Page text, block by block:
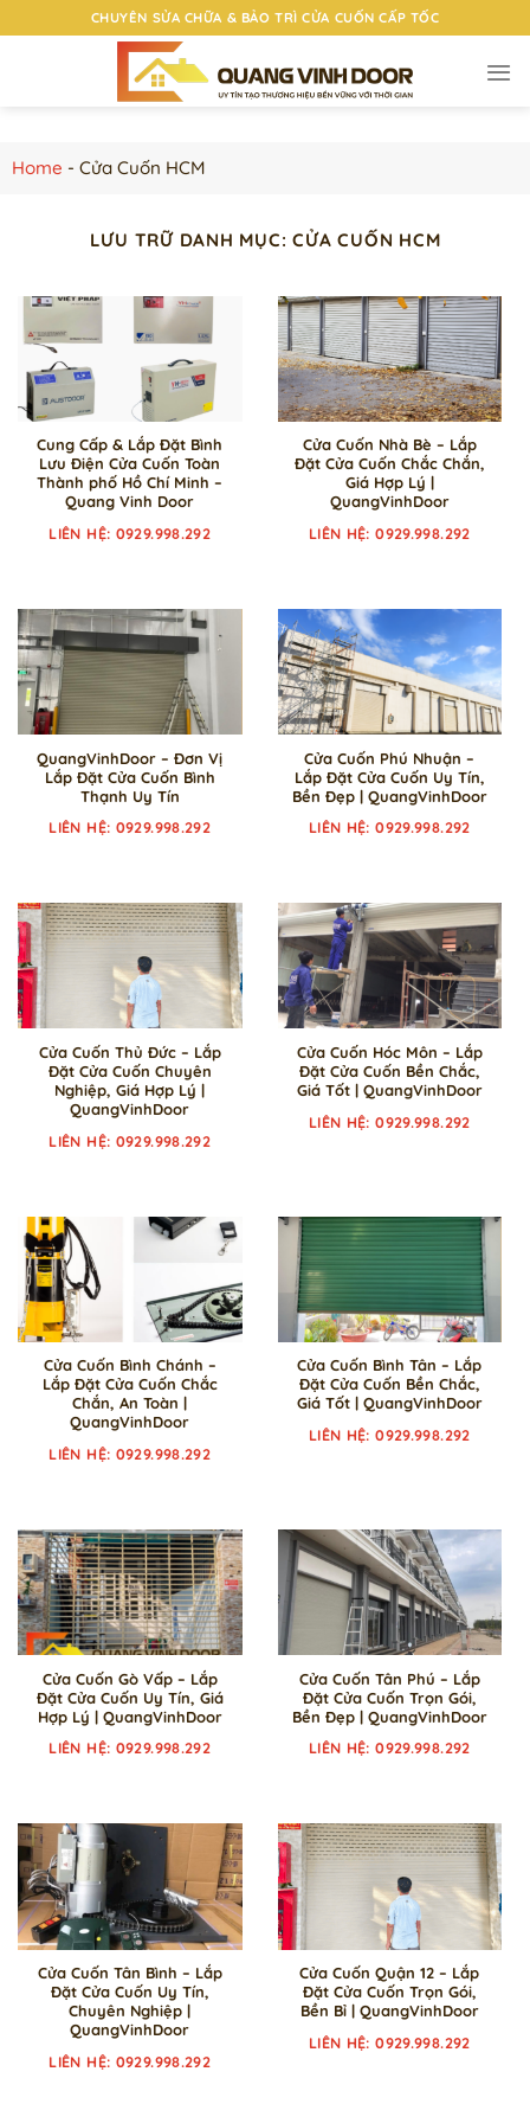
đến
CHUYÊN SỬA CHỮA & BẢO TRÌ CỬA CUỐN CẤP TỐC
Home - Cửa Cuốn HCM
LƯU TRỮ DANH MỤC:CỬA CUỐN HCM
Cung Cấp & Lắp Đặt Bình
Lưu Điện Cửa Cuốn Toàn
Thành phố Hồ Chí Minh –
Quang Vinh Door
LIÊN HỆ: 0929.998.292
Cửa Cuốn Nhà Bè – Lắp
Đặt Cửa Cuốn Chắc Chắn,
Giá Hợp Lý |
QuangVinhDoor
LIÊN HỆ: 0929.998.292
QuangVinhDoor – Đơn Vị
Lắp Đặt Cửa Cuốn Bình
Thạnh Uy Tín
LIÊN HỆ: 0929.998.292
Cửa Cuốn Phú Nhuận –
Lắp Đặt Cửa Cuốn Uy Tín,
Bền Đẹp | QuangVinhDoor
LIÊN HỆ: 0929.998.292
Cửa Cuốn Thủ Đức – Lắp
Đặt Cửa Cuốn Chuyên
Nghiệp, Giá Hợp Lý |
QuangVinhDoor
LIÊN HỆ: 0929.998.292
Cửa Cuốn Hóc Môn – Lắp
Đặt Cửa Cuốn Bền Chắc,
Giá Tốt | QuangVinhDoor
LIÊN HỆ: 0929.998.292
Cửa Cuốn Bình Chánh –
Lắp Đặt Cửa Cuốn Chắc
Chắn, An Toàn |
QuangVinhDoor
LIÊN HỆ: 0929.998.292
Cửa Cuốn Bình Tân – Lắp
Đặt Cửa Cuốn Bền Chắc,
Giá Tốt | QuangVinhDoor
LIÊN HỆ: 0929.998.292
Cửa Cuốn Gò Vấp – Lắp
Đặt Cửa Cuốn Uy Tín, Giá
Hợp Lý | QuangVinhDoor
LIÊN HỆ: 0929.998.292
Cửa Cuốn Tân Phú – Lắp
Đặt Cửa Cuốn Trọn Gói,
Bền Đẹp | QuangVinhDoor
LIÊN HỆ: 0929.998.292
Cửa Cuốn Tân Bình – Lắp
Đặt Cửa Cuốn Uy Tín,
Chuyên Nghiệp |
QuangVinhDoor
LIÊN HỆ: 0929.998.292
Cửa Cuốn Quận 12 – Lắp
Đặt Cửa Cuốn Trọn Gói,
Bền Bỉ | QuangVinhDoor
LIÊN HỆ: 0929.998.292